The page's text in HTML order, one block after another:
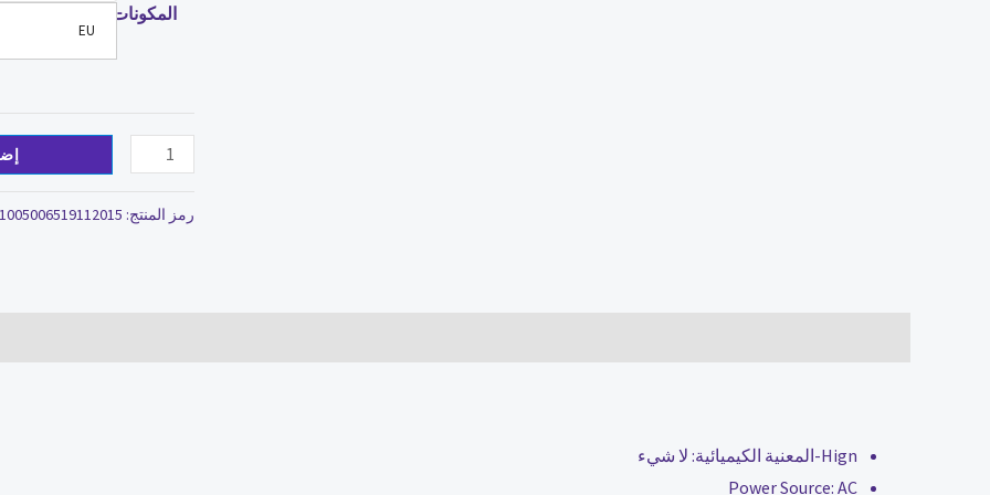
المكونات
EU
رمز المنتج: 1005006519112015
Hign-المعنية الكيميائية:
لا شيء
Power Source: AC